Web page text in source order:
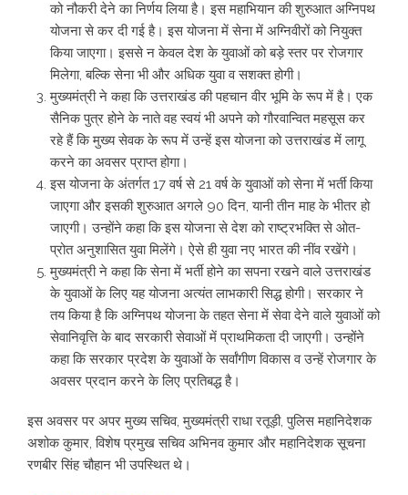
को नौकरी देने का निर्णय लिया है। इस महाभियान की शुरुआत अग्निपथ
योजना से कर दी गई है। इस योजना में सेना में अग्निवीरों को नियुक्त
किया जाएगा। इससे न केवल देश के युवाओं को बड़े स्तर पर रोजगार
मिलेगा, बल्कि सेना भी और अधिक युवा व सशक्त होगी।
मुख्यमंत्री ने कहा कि उत्तराखंड की पहचान वीर भूमि के रूप में है। एक
सैनिक पुत्र होने के नाते वह स्वयं भी अपने को गौरवान्वित महसूस कर
रहे हैं कि मुख्य सेवक के रूप में उन्हें इस योजना को उत्तराखंड में लागू
करने का अवसर प्राप्त होगा।
इस योजना के अंतर्गत 17 वर्ष से 21 वर्ष के युवाओं को सेना में भर्ती किया
जाएगा और इसकी शुरुआत अगले 90 दिन, यानी तीन माह के भीतर हो
जाएगी। उन्होंने कहा कि इस योजना से देश को राष्ट्रभक्ति से ओत-
प्रोत अनुशासित युवा मिलेंगे। ऐसे ही युवा नए भारत की नींव रखेंगे।
मुख्यमंत्री ने कहा कि सेना में भर्ती होने का सपना रखने वाले उत्तराखंड
के युवाओं के लिए यह योजना अत्यंत लाभकारी सिद्ध होगी। सरकार ने
तय किया है कि अग्निपथ योजना के तहत सेना में सेवा देने वाले युवाओं को
सेवानिवृत्ति के बाद सरकारी सेवाओं में प्राथमिकता दी जाएगी। उन्होंने
कहा कि सरकार प्रदेश के युवाओं के सर्वांगीण विकास व उन्हें रोजगार के
अवसर प्रदान करने के लिए प्रतिबद्ध है।
इस अवसर पर अपर मुख्य सचिव, मुख्यमंत्री राधा रतूड़ी, पुलिस महानिदेशक
अशोक कुमार, विशेष प्रमुख सचिव अभिनव कुमार और महानिदेशक सूचना
रणबीर सिंह चौहान भी उपस्थित थे।